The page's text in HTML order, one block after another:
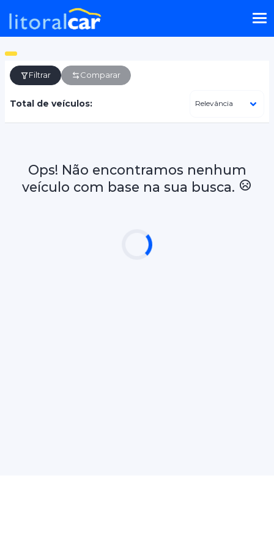
Filtrar Comparar
Total de veículos:
Ops! Não encontramos nenhum
veículo com base na sua busca.